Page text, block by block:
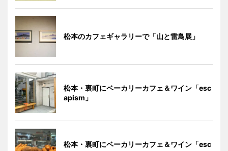
松本のカフェギャラリーで「山と雷鳥展」
松本・裏町にベーカリーカフェ＆ワイン「esc
apism」
松本・裏町にベーカリーカフェ＆ワイン「esc